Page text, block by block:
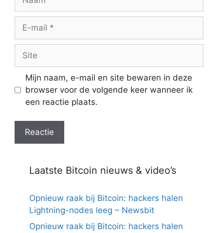
Site
Mijn naam, e-mail en site bewaren in deze
browser voor de volgende keer wanneer ik
een reactie plaats.
Laatste Bitcoin nieuws & video’s
Opnieuw raak bij Bitcoin: hackers halen
Lightning-nodes leeg – Newsbit
Opnieuw raak bij Bitcoin: hackers halen